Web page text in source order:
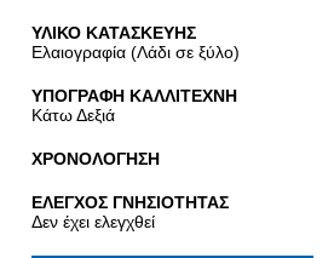
ΥΛΙΚΟ ΚΑΤΑΣΚΕΥΗΣ
Ελαιογραφία (Λάδι σε ξύλο)
ΥΠΟΓΡΑΦΗ ΚΑΛΛΙΤΕΧΝΗ
Κάτω Δεξιά
ΧΡΟΝΟΛΟΓΗΣΗ
ΕΛΕΓΧΟΣ ΓΝΗΣΙΟΤΗΤΑΣ
Δεν έχει ελεγχθεί